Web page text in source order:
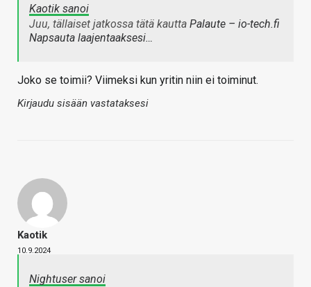
Kaotik sanoi
Juu, tällaiset jatkossa tätä kautta Palaute – io-tech.fi
Napsauta laajentaaksesi…
Joko se toimii? Viimeksi kun yritin niin ei toiminut.
Kirjaudu sisään vastataksesi
Kaotik
10.9.2024
Nightuser sanoi